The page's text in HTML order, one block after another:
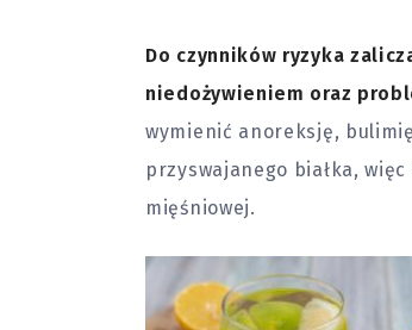
Do czynników ryzyka
niedożywieniem oraz
wymienić anoreksję,
przyswajanego białka,
mięśniowej.